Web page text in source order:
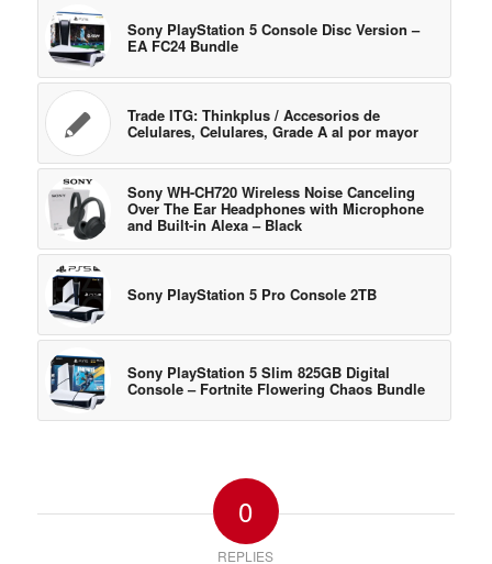
Sony PlayStation 5 Console Disc Version –
EA FC24 Bundle
Trade ITG: Thinkplus / Accesorios de
Celulares, Celulares, Grade A al por mayor
Sony WH-CH720 Wireless Noise Canceling
Over The Ear Headphones with Microphone
and Built-in Alexa – Black
Sony PlayStation 5 Pro Console 2TB
Sony PlayStation 5 Slim 825GB Digital
Console – Fortnite Flowering Chaos Bundle
0
REPLIES